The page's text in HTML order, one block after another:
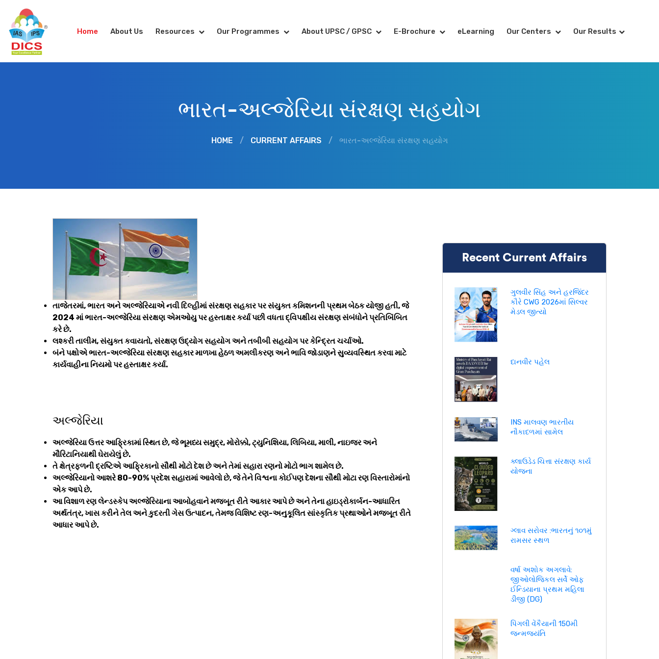
Home About Us Resources Our Programmes About UPSC / GPSC E-Brochure eLearning Our Centers Our Results
ભારત-અલ્જેરિયા સંરક્ષણ સહયોગ
HOME / CURRENT AFFAIRS / ભારત-અલ્જેરિયા સંરક્ષણ સહયોગ
તાજેતરમાં, ભારત અને અલ્જેરિયાએ નવી દિલ્હીમાં સંરક્ષણ સહકાર પર સંયુક્ત કમિશનની પ્રથમ બેઠક યોજી હતી, જે
2024 માં ભારત-અલ્જેરિયા સંરક્ષણ એમઓયુ પર હસ્તાક્ષર કર્યા પછી વધતા દ્વિપક્ષીય સંરક્ષણ સંબંધોને પ્રતિબિંબિત
કરે છે.
લશ્કરી તાલીમ, સંયુક્ત કવાયતો, સંરક્ષણ ઉદ્યોગ સહયોગ અને તબીબી સહયોગ પર કેન્દ્રિત ચર્ચાઓ.
બંને પક્ષોએ ભારત-અલ્જેરિયા સંરક્ષણ સહકાર માળખા હેઠળ અમલીકરણ અને ભાવિ જોડાણને સુવ્યવસ્થિત કરવા માટે
કાર્યવાહીના નિયમો પર હસ્તાક્ષર કર્યા.
અલ્જેરિયા
અલ્જેરિયા ઉત્તર આફ્રિકામાં સ્થિત છે, જે ભૂમધ્ય સમુદ્ર, મોરોક્કો, ટ્યુનિશિયા, લિબિયા, માલી, નાઇજર અને
મૌરિટાનિયાથી ઘેરાયેલું છે.
તે ક્ષેત્રફળની દ્રષ્ટિએ આફ્રિકાનો સૌથી મોટો દેશ છે અને તેમાં સહારા રણનો મોટો ભાગ શામેલ છે.
અલ્જેરિયાનો આશરે 80-90% પ્રદેશ સહારામાં આવેલો છે, જે તેને વિશ્વના કોઈપણ દેશના સૌથી મોટા રણ વિસ્તારોમાંનો
એક આપે છે.
આ વિશાળ રણ લેન્ડસ્કેપ અલ્જેરિયાના આબોહવાને મજબૂત રીતે આકાર આપે છે અને તેના હાઇડ્રોકાર્બન-આધારિત
અર્થતંત્ર, ખાસ કરીને તેલ અને કુદરતી ગેસ ઉત્પાદન, તેમજ વિશિષ્ટ રણ-અનુકૂલિત સાંસ્કૃતિક પ્રથાઓને મજબૂત રીતે
આધાર આપે છે.
Recent Current Affairs
ગુલવીર સિંહ અને હરજિંદર
કૌરે CWG 2026માં સિલ્વર
મેડલ જીત્યો
દાનવીર પહેલ
INS માલવણ ભારતીય
નૌકાદળમાં સામેલ
ક્લાઉડેડ ચિત્તા સંરક્ષણ કાર્ય
યોજના
ગ્લાવ સરોવર :ભારતનું ૧૦૧મું
રામસર સ્થળ
વર્ષા અશોક અગલાવે:
જીઓલોજિકલ સર્વે ઓફ
ઈન્ડિયાના પ્રથમ મહિલા
ડીજી (DG)
પિંગલી વેંકૈયાની 150મી
જન્મજયંતિ